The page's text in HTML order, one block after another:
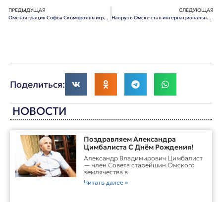
ПРЕДЫДУЩАЯ
Омская грация Софья Скоморох выиграла Кубок мира в Португалии
СЛЕДУЮЩАЯ
Навруз в Омске стал интернациональным праздником
Поделиться:
НОВОСТИ
Поздравляем Александра
Цимбалиста С Днём Рождения!
Александр Владимирович Цимбалист
— член Совета старейшин Омского
землячества в
Читать далее »